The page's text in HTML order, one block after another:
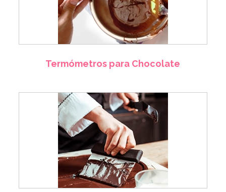
Termómetros para Chocolate